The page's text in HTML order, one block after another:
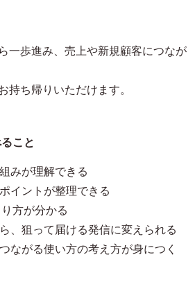
一歩進み、売上や新規顧客につなが
持ち帰りいただけます。
こと
みが理解できる
イントが整理できる
方が分かる
、狙って届ける発信に変えられる
ながる使い方の考え方が身につく